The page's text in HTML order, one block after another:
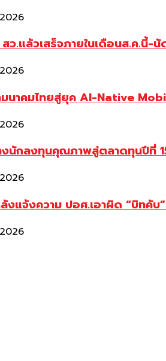
.แล้วเสร็จภายในเดือนส.ค.นี้-
นาคมไทยสู่ยุค AI-Native
นักลงทุนคุณภาพสู่ตลาดทุนปีที่
งแจ้งความ ปอศ.เอาผิด “บิทคั